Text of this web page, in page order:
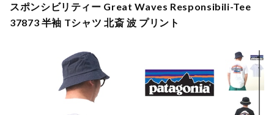
スポンシビリティー Great Waves Responsibili-Tee
37873 半袖 Tシャツ 北斎 波 プリント